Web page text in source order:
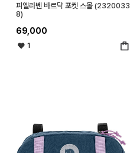
피엘라벤 바르닥 포켓 스몰 (2320033
8)
69,000
1